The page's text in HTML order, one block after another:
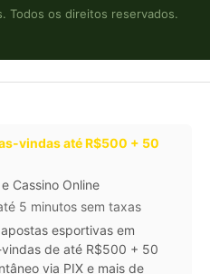
Todos os direitos reservados.
vindas até R$500 + 50
Cassino Online
5 minutos sem taxas
esportivas em
de até R$500 + 50
via PIX e mais de